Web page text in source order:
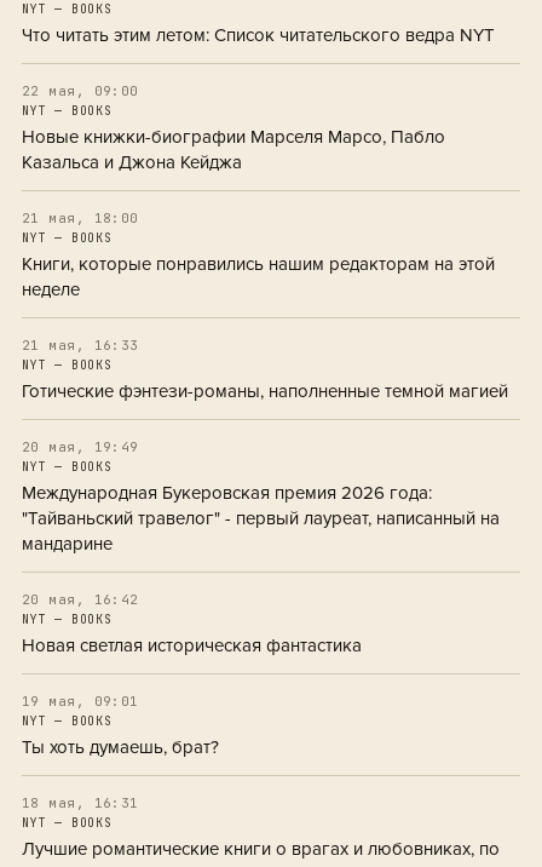
NYT — BOOKS
Что читать этим летом: Список читательского ведра NYT
22 мая, 09:00
NYT — BOOKS
Новые книжки-биографии Марселя Марсо, Пабло
Казальса и Джона Кейджа
21 мая, 18:00
NYT — BOOKS
Книги, которые понравились нашим редакторам на этой
неделе
21 мая, 16:33
NYT — BOOKS
Готические фэнтези-романы, наполненные темной магией
20 мая, 19:49
NYT — BOOKS
Международная Букеровская премия 2026 года:
"Тайваньский травелог" - первый лауреат, написанный на
мандарине
20 мая, 16:42
NYT — BOOKS
Новая светлая историческая фантастика
19 мая, 09:01
NYT — BOOKS
Ты хоть думаешь, брат?
18 мая, 16:31
NYT — BOOKS
Лучшие романтические книги о врагах и любовниках, по